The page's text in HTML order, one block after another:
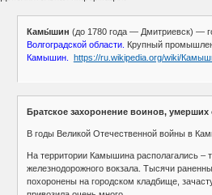
Камы́шин (до 1780 года — Дмитриевск) —
Волгоградской области.
Крупный
Камышин.
https://ru.wikipedia.org/wiki/
Братское захоронение воинов, умерших
В годы Великой Отечественной войны в
На территории Камышина располагались –
железнодорожного вокзала. Тысячи
похоронены на городском кладбище,